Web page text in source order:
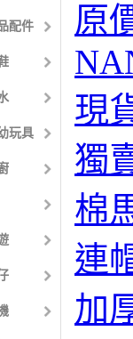
配件
玩具
原
現
獨
棉
連
加